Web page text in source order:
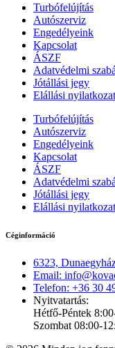
Turbófelújítás
Autószerviz
Engedélyeink
Kapcsolat
ÁSZF
Adatvédelmi
Jótállási jegy
Elállási nyilatkozat
Turbófelújítás
Autószerviz
Engedélyeink
Kapcsolat
ÁSZF
Adatvédelmi
Jótállási jegy
Elállási nyilatkozat
Céginformáció
6323,
Email:
Telefon: +36 30
Nyitvatartás:
Hétfő-Péntek
Szombat 08:00-